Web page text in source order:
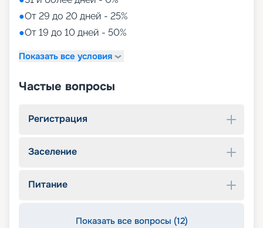
●От 29 до 20 дней - 25%
●От 19 до 10 дней - 50%
Показать все условия
Частые вопросы
Регистрация
Заселение
Питание
Показать все вопросы (12)